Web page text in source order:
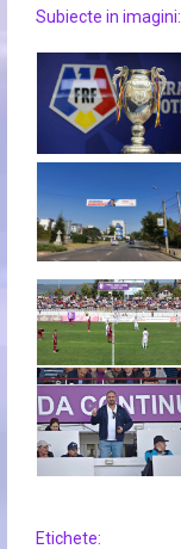
Subiecte in imagini:
Etichete: